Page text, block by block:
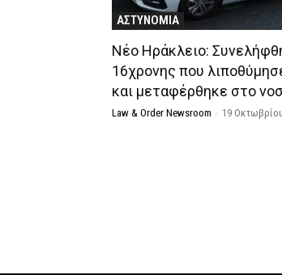
ΑΣΤΥΝΟΜΙΑ
Νέο Ηράκλειο:
16χρονης που
και μεταφέρθηκε στο
Law & Order Newsroom - 19